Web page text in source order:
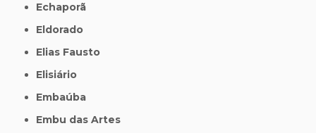
Echaporã
Eldorado
Elias Fausto
Elisiário
Embaúba
Embu das Artes